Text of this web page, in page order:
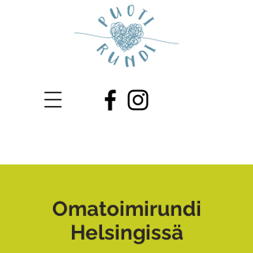
Omatoimirundi
Helsingissä